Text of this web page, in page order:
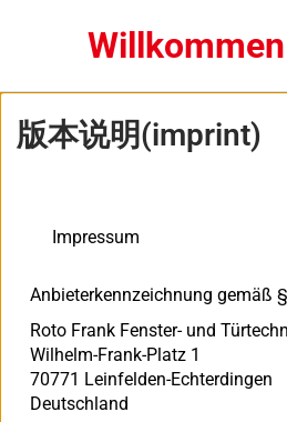
版本说明(imprint)
Impressum
Anbieterkennzeichnung gemäß
Roto Frank Fenster- und
Wilhelm-Frank-Platz 1
70771 Leinfelden-Echterdingen
Deutschland